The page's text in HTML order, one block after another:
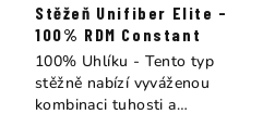
Stěžeň Unifiber Elite -
100% RDM Constant
100% Uhlíku - Tento typ
stěžně nabízí vyváženou
kombinaci tuhosti a